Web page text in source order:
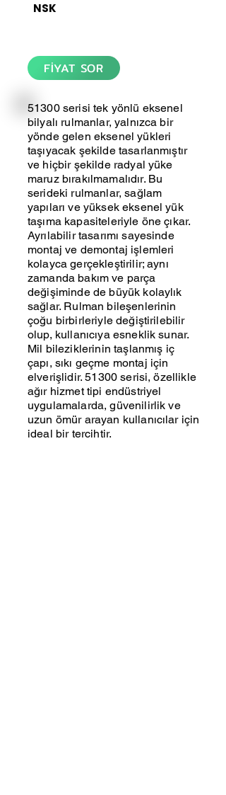
NSK
FİYAT SOR
51300 serisi tek yönlü eksenel
bilyalı rulmanlar, yalnızca bir
yönde gelen eksenel yükleri
taşıyacak şekilde tasarlanmıştır
ve hiçbir şekilde radyal yüke
maruz bırakılmamalıdır. Bu
serideki rulmanlar, sağlam
yapıları ve yüksek eksenel yük
taşıma kapasiteleriyle öne çıkar.
Ayrılabilir tasarımı sayesinde
montaj ve demontaj işlemleri
kolayca gerçekleştirilir; aynı
zamanda bakım ve parça
değişiminde de büyük kolaylık
sağlar. Rulman bileşenlerinin
çoğu birbirleriyle değiştirilebilir
olup, kullanıcıya esneklik sunar.
Mil bileziklerinin taşlanmış iç
çapı, sıkı geçme montaj için
elverişlidir. 51300 serisi, özellikle
ağır hizmet tipi endüstriyel
uygulamalarda, güvenilirlik ve
uzun ömür arayan kullanıcılar için
ideal bir tercihtir.